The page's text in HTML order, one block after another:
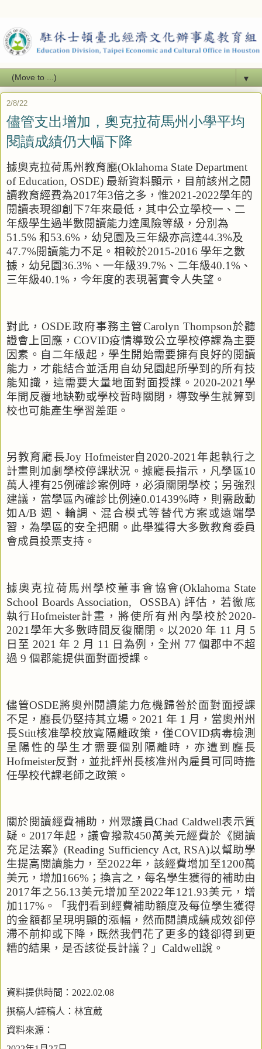
▼
2/8/22
儘管支出增加，奧克拉荷馬州小學平均
閱讀成績仍大幅下降
據奧克拉荷馬州教育廳(Oklahoma State Department
of Education, OSDE) 最新資料顯示，目前該州之閱
讀教育經費為2017年3倍之多，惟2021-2022學年的
閱讀表現卻創下7年來最低，其中公立學校一、二
年級學生過半數閱讀能力達風險等級，分別為
51.5% 和53.6% ，幼兒園及三年級亦高達44.3%及
47.7%閱讀能力不足。相較於2015-2016 學年之數
據，幼兒園36.3% 、一年級39.7% 、二年級40.1% 、
三年級40.1% ，今年度的表現著實令人失望。
對此，OSDE政府事務主管Carolyn Thompson於聽
證會上回應，COVID疫情導致公立學校停課為主要
因素。自二年級起，學生開始需要擁有良好的閱讀
能力，才能結合並活用自幼兒園起所學到的所有技
能知識，這需要大量地面對面授課。 2020-2021 學
年間反覆地缺勤或學校暫時關閉，導致學生就算到
校也可能產生學習差距。
另教育廳長Joy Hofmeister自2020-2021年起執行之
計畫則加劇學校停課狀況。據廳長指示，凡學區10
萬人裡有25例確診案例時，必須關閉學校；另強烈
建議，當學區內確診比例達0.01439%時，則需啟動
如A/B 週、輪調、混合模式等替代方案或遠端學
習，為學區的安全把關。此舉獲得大多數教育委員
會成員投票支持。
據奧克拉荷馬州學校董事會協會(Oklahoma State
School Boards Association,
OSSBA) 評估，若徹底
執行Hofmeister計畫，將使所有州內學校於2020-
2021 學年大多數時間反復關閉。以2020 年 11 月 5
日至 2021 年 2 月 11 日為例，全州 77 個郡中不超
過 9 個郡能提供面對面授課。
儘管OSDE將奧州閱讀能力危機歸咎於面對面授課
不足，廳長仍堅持其立場。 2021 年 1 月，當奧州州
長Stitt核准學校放寬隔離政策，僅COVID病毒檢測
呈陽性的學生才需要個別隔離時，亦遭到廳長
Hofmeister反對，並批評州長核准州內雇員可同時擔
任學校代課老師之政策。
關於閱讀經費補助，州眾議員Chad Caldwell表示質
疑。2017年起，議會撥款450萬美元經費於《閱讀
充足法案》(Reading Sufficiency Act, RSA)以幫助學
生提高閱讀能力，至2022年，該經費增加至1200萬
美元，增加166% ；換言之，每名學生獲得的補助由
2017年之56.13美元增加至2022年121.93美元，增
加117% 。「我們看到經費補助額度及每位學生獲得
的金額都呈現明顯的漲幅，然而閱讀成績成效卻停
滯不前抑或下降，既然我們花了更多的錢卻得到更
糟的結果，是否該從長計議？」 Caldwell說。
資料提供時間： 2022.02.08
撰稿人/譯稿人：林宜葳
資料來源：